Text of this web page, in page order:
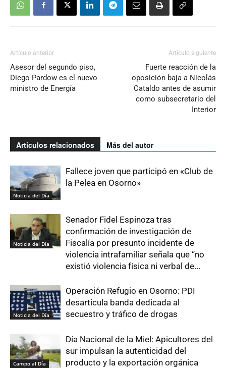
Artículo anterior
Asesor del segundo piso,
Diego Pardow es el nuevo
ministro de Energía
Artículo siguiente
Fuerte reacción de la
oposición baja a Nicolás
Cataldo antes de asumir
como subsecretario del
Interior
Artículos relacionados Más del autor
Noticia del Día
Fallece joven que participó en «Club de
la Pelea en Osorno»
Noticia del Día
Senador Fidel Espinoza tras
confirmación de investigación de
Fiscalía por presunto incidente de
violencia intrafamiliar señala que “no
existió violencia física ni verbal de...
Noticia del Día
Operación Refugio en Osorno: PDI
desarticula banda dedicada al
secuestro y tráfico de drogas
Campo al Día
Día Nacional de la Miel: Apicultores del
sur impulsan la autenticidad del
producto y la exportación orgánica